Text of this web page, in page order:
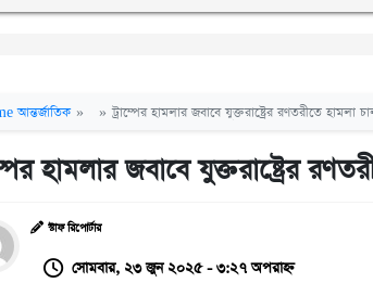
আন্তর্জাতিক » » ট্রাম্পের হামলার জবাবে যুক্তরাষ্ট্রের রণতরীতে হামলা
হামলার জবাবে যুক্তরাষ্ট্রের
স্টাফ রিপোর্টার
সোমবার, ২৩ জুন ২০২৫ - ৩:২৭ অপরাহ্ন